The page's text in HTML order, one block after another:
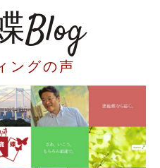
Blog
ングの声